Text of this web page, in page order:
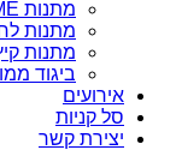
מתנות WELCOME לעובדים
מתנות
מתנות
ביגוד
אירועים
סל קניות
יצירת קשר